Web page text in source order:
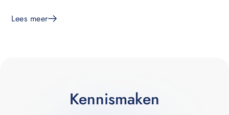
in Power BI naar een hoger niveau te tillen en zo je
Lees meer
Kennismaken